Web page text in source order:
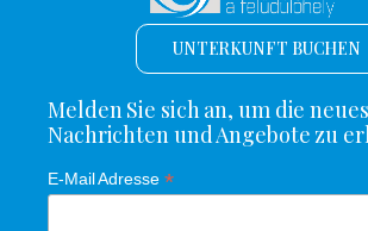
UNTERKUNFT BUCHEN
Melden Sie sich an, um die
Nachrichten und Angebote zu
E-Mail Adresse *